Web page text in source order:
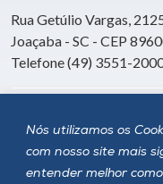
Nós utilizamos os
com nosso site mais
entender melhor
Rua Getúlio Vargas,
Joaçaba - SC - CEP
Telefone (49) 3551-
Siga a Unoesc